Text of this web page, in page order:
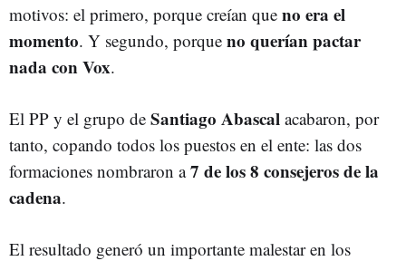
motivos: el primero, porque creían que no era el
momento. Y segundo, porque no querían pactar
nada con Vox.
El PP y el grupo de Santiago Abascal acabaron, por
tanto, copando todos los puestos en el ente: las dos
formaciones nombraron a7 de los 8 consejerosde la
cadena.
El resultado generó un importante malestar en los